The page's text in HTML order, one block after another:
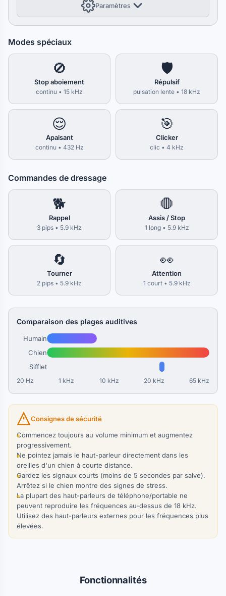
Paramètres
Modes spéciaux
🚫
Stop aboiement
continu • 15 kHz
🛡️
Répulsif
pulsation lente • 18 kHz
😌
Apaisant
continu • 432 Hz
🎯
Clicker
clic • 4 kHz
Commandes de dressage
🐕
Rappel
3 pips • 5.9 kHz
🛑
Assis / Stop
1 long • 5.9 kHz
🔄
Tourner
2 pips • 5.9 kHz
👀
Attention
1 court • 5.9 kHz
Comparaison des plages auditives
Humain
Chien
Sifflet
20 Hz 1 kHz 10 kHz 20 kHz 65 kHz
Consignes de sécurité
Commencez toujours au volume minimum et augmentez
progressivement.
Ne pointez jamais le haut-parleur directement dans les
oreilles d'un chien à courte distance.
Gardez les signaux courts (moins de 5 secondes par salve).
Arrêtez si le chien montre des signes de stress.
La plupart des haut-parleurs de téléphone/portable ne
peuvent reproduire les fréquences au-dessus de 18 kHz.
Utilisez des haut-parleurs externes pour les fréquences plus
élevées.
Fonctionnalités